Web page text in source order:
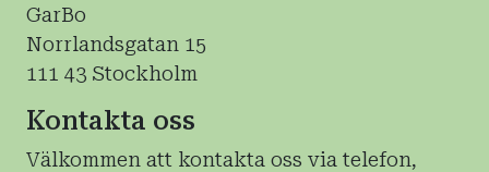
GarBo
Norrlandsgatan 15
111 43 Stockholm
Kontakta oss
Välkommen att kontakta oss via telefon,